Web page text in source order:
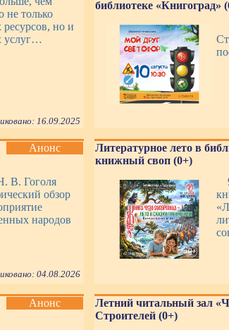
не только
но и
услуг…
16.09.2025
библиотеке «Книгоград»
Анонс
В. Гоголя
обзор
народов
04.08.2026
Литературное лето в
книжный своп (0+)
Анонс
Летний читальный зал
Строителей (0+)